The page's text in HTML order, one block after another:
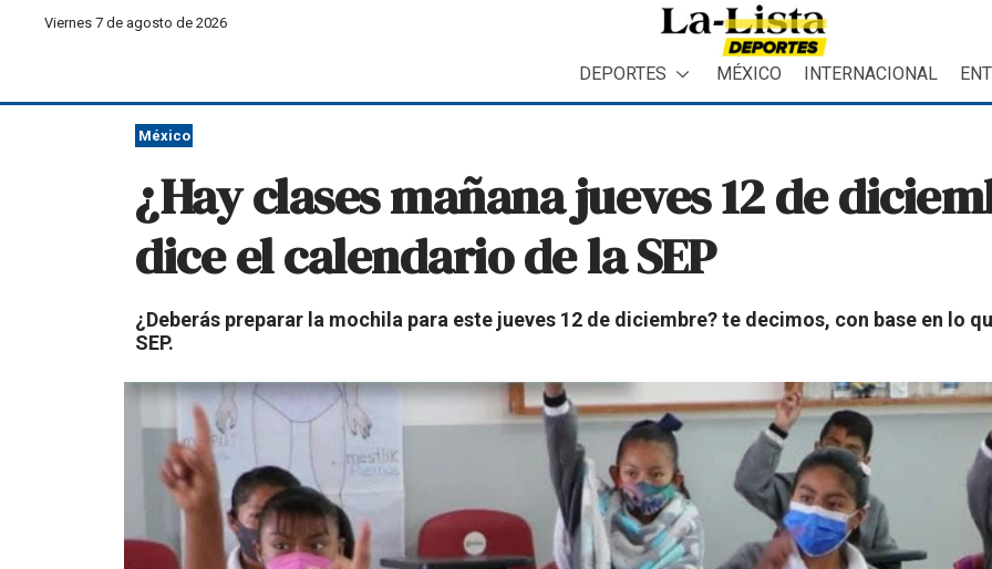
Viernes 7 de agosto de 2026
DEPORTES MÉXICO INTERNACIONAL
México
¿Hay clases mañana jueves 12 de
dice el calendario de la SEP
¿Deberás preparar la mochila para este jueves 12 de diciembre? te decimos, con base en lo
SEP.